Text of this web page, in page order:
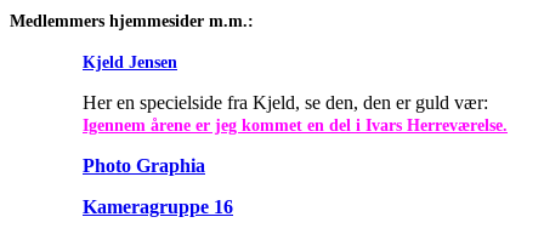
Medlemmers hjemmesider m.m.:
Kjeld Jensen
Her en specielside fra Kjeld, se den, den er guld vær:
Igennem årene er jeg kommet en del i Ivars Herreværelse.
Photo Graphia
Kameragruppe 16